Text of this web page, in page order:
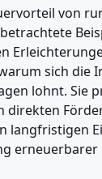
von
sich die
lohnt. Sie
direkten
langfristigen
erneuerbarer